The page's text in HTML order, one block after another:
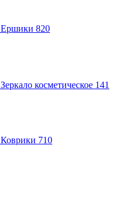
Ершики 820
Зеркало косметическое 141
Коврики 710